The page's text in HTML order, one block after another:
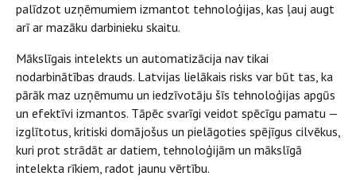
palīdzot uzņēmumiem izmantot tehnoloģijas, kas ļauj augt
arī ar mazāku darbinieku skaitu.
Mākslīgais intelekts un automatizācija nav tikai
nodarbinātības drauds. Latvijas lielākais risks var būt tas, ka
pārāk maz uzņēmumu un iedzīvotāju šīs tehnoloģijas apgūs
un efektīvi izmantos. Tāpēc svarīgi veidot spēcīgu pamatu —
izglītotus, kritiski domājošus un pielāgoties spējīgus cilvēkus,
kuri prot strādāt ar datiem, tehnoloģijām un mākslīgā
intelekta rīkiem, radot jaunu vērtību.